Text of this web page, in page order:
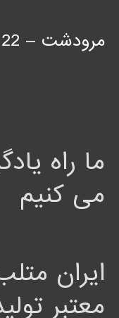
مرودشت – 22 بهمن شمالی
ما راه
می کنیم
ایران
معتبر